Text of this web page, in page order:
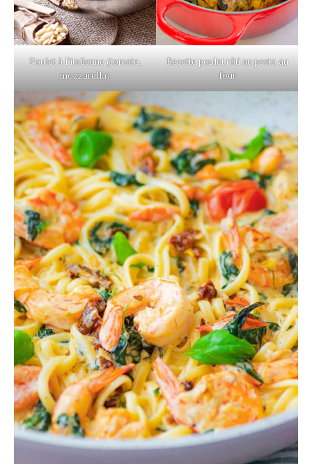
Poulet à l’italienne (tomate,
mozzarella)
Recette poulet rôti au pesto au
four